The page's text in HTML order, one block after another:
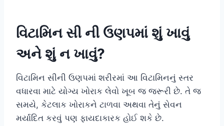
વિટામિન સી ની ઉણપમાં શું ખાવું
અને શું ન ખાવું?
વિટામિન સીની ઉણપમાં શરીરમાં આ વિટામિનનું સ્તર
વધારવા માટે યોગ્ય ખોરાક લેવો ખૂબ જ જરૂરી છે. તે જ
સમયે, કેટલાક ખોરાકને ટાળવા અથવા તેનું સેવન
મર્યાદિત કરવું પણ ફાયદાકારક હોઈ શકે છે.